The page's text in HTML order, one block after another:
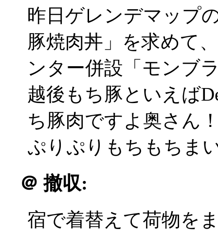
昨日ゲレンデマップ
豚焼肉丼」を求めて
ンター併設「モンブ
越後もち豚といえば
ち豚肉ですよ奥さん
ぷりぷりもちもちま
＠ 撤収:
宿で着替えて荷物を